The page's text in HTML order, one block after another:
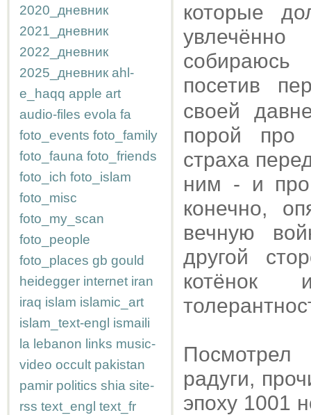
2020_дневник
2021_дневник
2022_дневник
2025_дневник ahl-
e_haqq apple art
audio-files evola fa
foto_events foto_family
foto_fauna foto_friends
foto_ich foto_islam
foto_misc
foto_my_scan
foto_people
foto_places gb gould
heidegger internet iran
iraq islam islamic_art
islam_text-engl ismaili
la lebanon links music-
video occult pakistan
pamir politics shia site-
rss text_engl text_fr
которые
посетив
своей
порой про
страха
ним - и про
конечно,
вечную
другой
котёнок
радуги,
эпоху 1001